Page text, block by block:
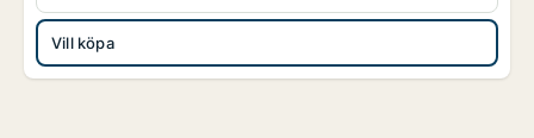
Vill köpa